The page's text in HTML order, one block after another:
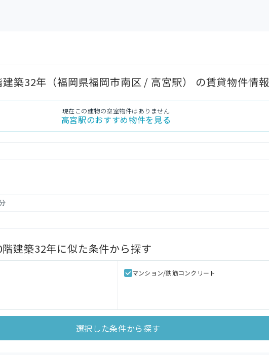
築32年（福岡県福岡市南区 / 高宮駅） の賃貸物件情報
現在この建物の空室物件はありません
高宮駅のおすすめ物件を見る
建築32年に似た条件から探す
マンション/鉄筋コンクリート
選択した条件から探す